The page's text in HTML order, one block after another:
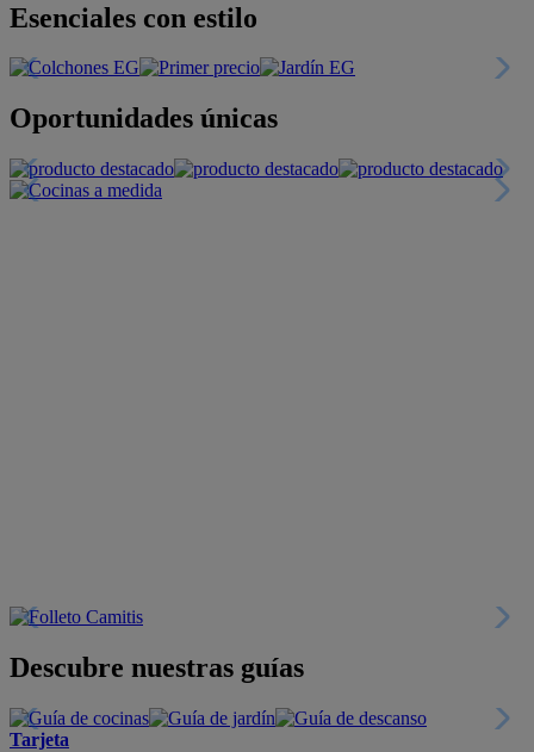
Esenciales con estilo
Oportunidades únicas
Descubre nuestras guías
Tarjeta